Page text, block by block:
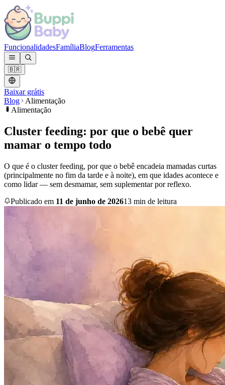
FuncionalidadesFamíliaBlogFerramentas
🇧🇷
Baixar grátis
Blog
Alimentação
Alimentação
Cluster feeding: por que o bebê quer
mamar o tempo todo
O que é o cluster feeding, por que o bebê encadeia mamadas curtas
(principalmente no fim da tarde e à noite), em que idades acontece e
como lidar — sem desmamar, sem suplementar por reflexo.
Publicado em 11 de junho de 202613 min de leitura